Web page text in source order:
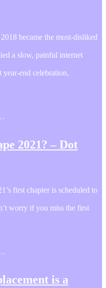
became the most-disliked
a slow, painful internet
end celebration,
2021? – Dot
first chapter is scheduled to
worry if you miss the first
is a